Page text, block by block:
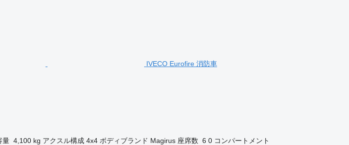
IVECO Eurofire 消防車
量 4,100 kg アクスル構成 4x4 ボディブランド Magirus 座席数 6 0 コンパートメント